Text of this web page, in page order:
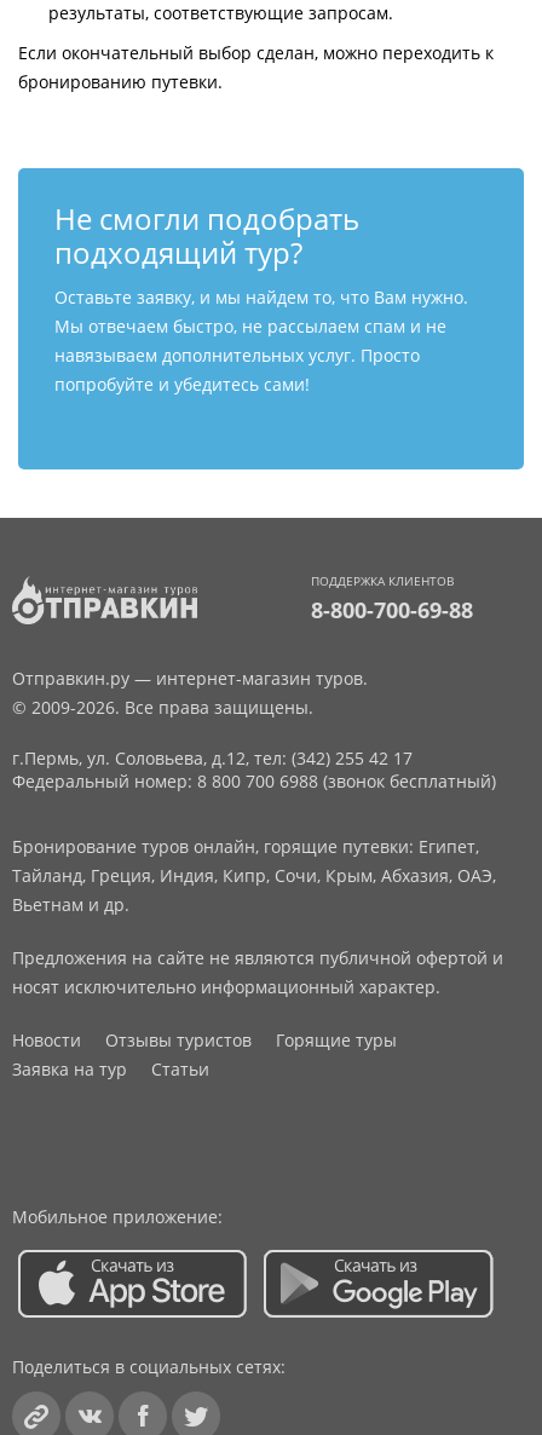
результаты, соответствующие запросам.
Если окончательный выбор сделан, можно переходить к
бронированию путевки.
Не смогли подобрать
подходящий тур?
Оставьте заявку, и мы найдем то, что Вам нужно.
Мы отвечаем быстро, не рассылаем спам и не
навязываем дополнительных услуг. Просто
попробуйте и убедитесь сами!
ПОДДЕРЖКА КЛИЕНТОВ
8-800-700-69-88
Отправкин.ру — интернет-магазин туров.
© 2009-2026. Все права защищены.
г.Пермь, ул. Соловьева, д.12, тел: (342) 255 42 17
Федеральный номер: 8 800 700 6988 (звонок бесплатный)
Бронирование туров онлайн, горящие путевки: Египет,
Тайланд, Греция, Индия, Кипр, Сочи, Крым, Абхазия, ОАЭ,
Вьетнам и др.
Предложения на сайте не являются публичной офертой и
носят исключительно информационный характер.
Новости Отзывы туристов
Горящие туры
Заявка на тур
Статьи
Мобильное приложение:
Поделиться в социальных сетях: